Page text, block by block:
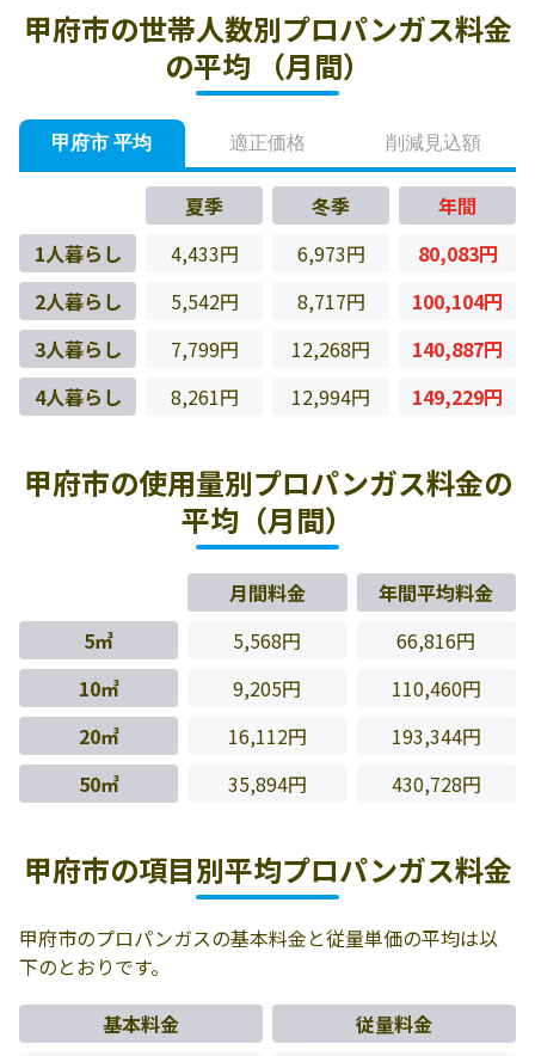
甲府市の世帯人数別プロパンガス料金
の平均 （月間）
甲府市 平均 適正価格 削減見込額
夏季 冬季
年間
1人暮らし
4,433円 6,973円
80,083円
2人暮らし
5,542円 8,717円
100,104円
3人暮らし
7,799円 12,268円
140,887円
4人暮らし
8,261円 12,994円 149,229円
甲府市の使用量別プロパンガス料金の
平均（月間）
月間料金
年間平均料金
5㎥
5,568円
66,816円
10㎥
9,205円
110,460円
20㎥
16,112円
193,344円
50㎥
35,894円 430,728円
甲府市の項目別平均プロパンガス料金
甲府市のプロパンガスの基本料金と従量単価の平均は以
下のとおりです。
基本料金
従量料金